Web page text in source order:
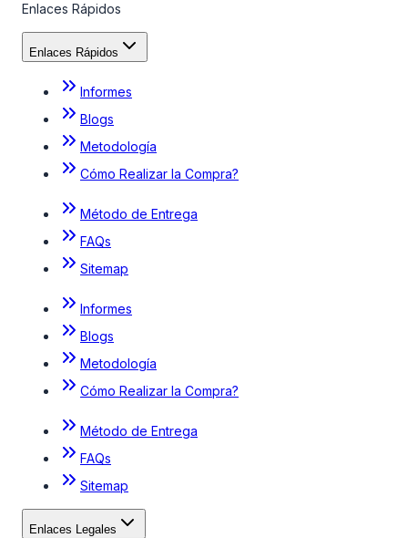
Enlaces Rápidos
Enlaces Rápidos
Informes
Blogs
Metodología
Cómo Realizar la Compra?
Método de Entrega
FAQs
Sitemap
Informes
Blogs
Metodología
Cómo Realizar la Compra?
Método de Entrega
FAQs
Sitemap
Enlaces Legales